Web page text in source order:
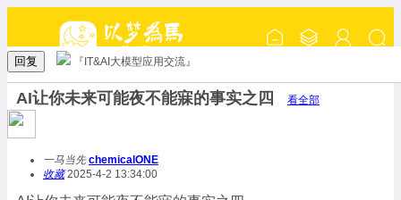
回复 『IT&AI大模型应用交流』
AI让你未来可能夜不能寐的事实之四 看全部
一马当先 chemicalONE
收藏2025-4-2 13:34:00